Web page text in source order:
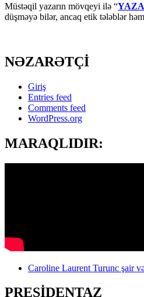
Müstəqil yazarın mövqeyi ilə “
düşməyə bilər, ancaq etik tələblər
NƏZARƏTÇİ
Giriş
Entries feed
Comments feed
WordPress.org
MARAQLIDIR:
Caroline Laurent Turunc şair və
PRESİDENTAZ